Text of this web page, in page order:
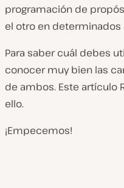
programación de
el otro en determinados
Para saber cuál debes
conocer muy bien las
de ambos. Este artículo
ello.
¡Empecemos!